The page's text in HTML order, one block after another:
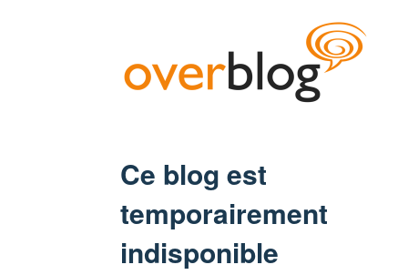
Ce blog est
temporairement
indisponible